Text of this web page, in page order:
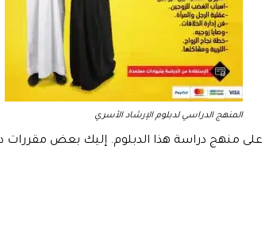
المنهج الدراسي لدبلوم الإرشاد الأسري
على منهج دراسة هذا الدبلوم. إليك بعض مقررات